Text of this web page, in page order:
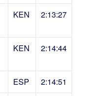
KEN 2:13:27
KEN 2:14:44
ESP
2:14:51